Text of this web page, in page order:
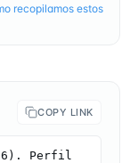
recopilamos estos
COPY LINK
Perfil